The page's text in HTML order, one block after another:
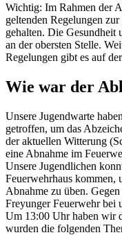
Wichtig: Im Rahmen der
geltenden Regelungen
gehalten. Die Gesundheit
an der obersten Stelle.
Regelungen gibt es auf
Wie war der
Unsere Jugendwarte
getroffen, um das
der aktuellen Witterung
eine Abnahme im
Unsere Jugendlichen
Feuerwehrhaus kommen,
Abnahme zu üben.
Freyunger Feuerwehr bei
Um 13:00 Uhr haben wir
wurden die folgenden